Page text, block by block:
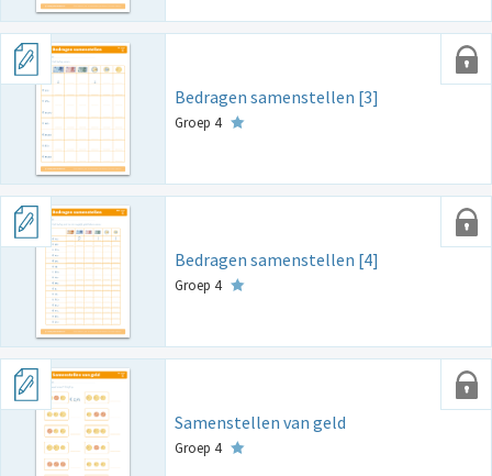
Bedragen samenstellen [3]
Groep 4
Bedragen samenstellen [4]
Groep 4
Samenstellen van geld
Groep 4